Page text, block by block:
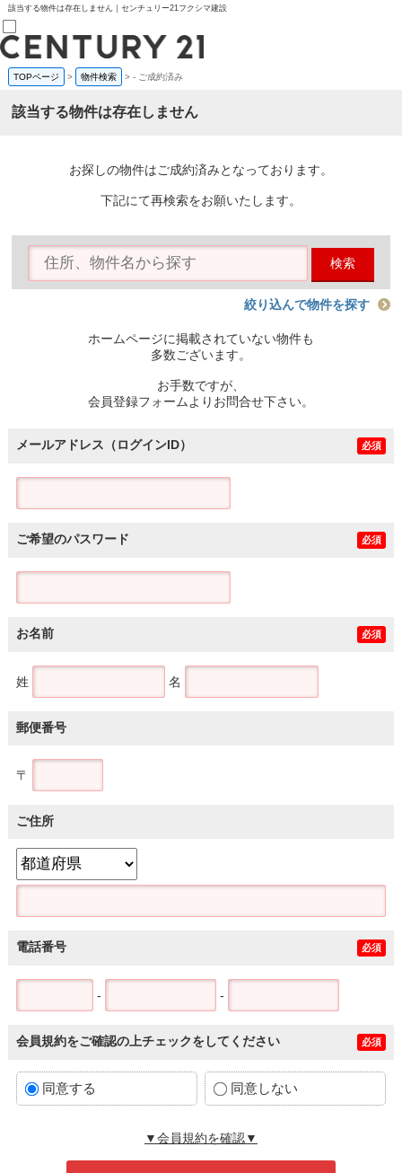
該当する物件は存在しません｜センチュリー21フクシマ建設
売買部
0120-800-844
賃貸部
会員メニュー
物件を探す
購入TOP
条件から探す
住宅ローン控除シミュレータ
TOPページ > 物件検索 >- ご成約済み
該当する物件は存在しません
お探しの物件はご成約済みとなっております。
下記にて再検索をお願いたします。
検索
絞り込んで物件を探す
ホームページに掲載されていない物件も
多数ございます。
お手数ですが、
会員登録フォームよりお問合せ下さい。
メールアドレス（ログインID） 必須
ご希望のパスワード 必須
お名前 必須
姓 名
郵便番号
〒
ご住所
電話番号 必須
- -
会員規約をご確認の上チェックをしてください 必須
同意する 同意しない
▼会員規約を確認▼